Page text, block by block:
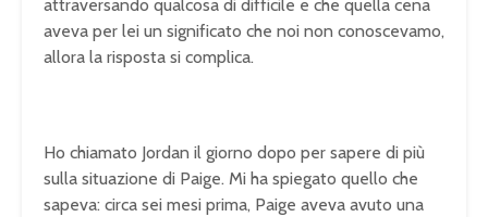
attraversando qualcosa di difficile e che quella cena
aveva per lei un significato che noi non conoscevamo,
allora la risposta si complica.
Ho chiamato Jordan il giorno dopo per sapere di più
sulla situazione di Paige. Mi ha spiegato quello che
sapeva: circa sei mesi prima, Paige aveva avuto una